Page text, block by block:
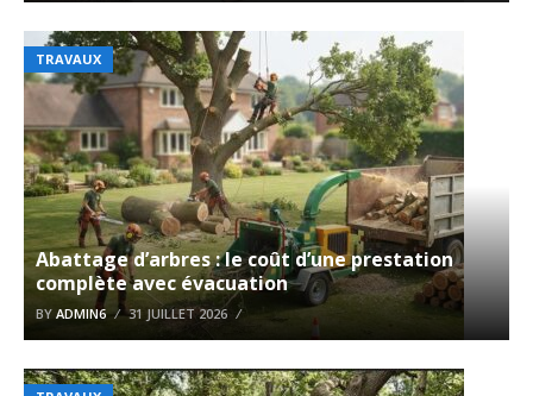
TRAVAUX
Abattage d’arbres : le coût d’une prestation
complète avec évacuation
BY ADMIN6 31 JUILLET 2026